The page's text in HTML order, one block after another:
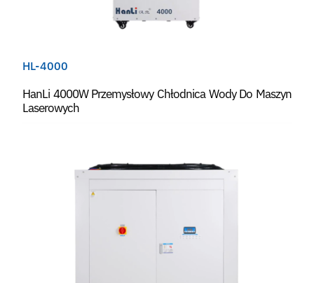
HL-4000
HanLi 4000W Przemysłowy Chłodnica Wody Do Maszyn
Laserowych